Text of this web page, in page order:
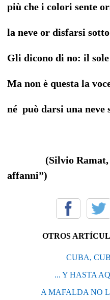
più che i colori sente
la neve or disfarsi
Gli dicono di no: il sole
Ma non è questa la
né può darsi una neve
(Silvio Ramat,
affanni”)
OTROS
CUBA,
... Y HASTA
A MAFALDA NO